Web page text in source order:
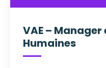
VAE – Manager
Humaines